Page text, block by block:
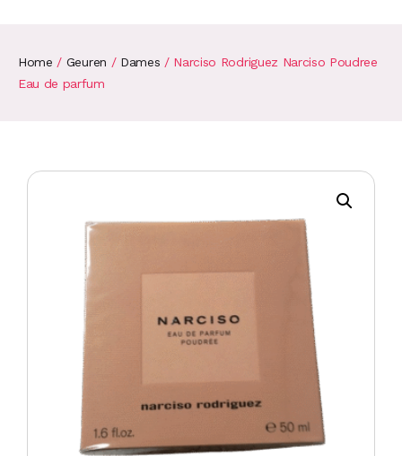
Home / Geuren / Dames / Narciso Rodriguez Narciso Poudree
Eau de parfum